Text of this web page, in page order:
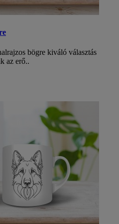
bögre kiváló választás
az erő..